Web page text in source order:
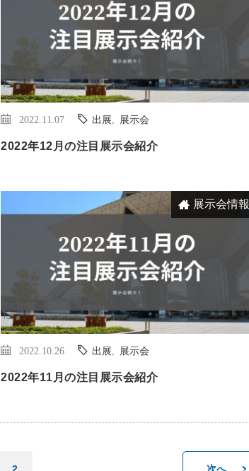
2022.11.07 出展 展示会
2022年12月の注目展示会紹介
展示会情報
2022.10.26 出展 展示会
2022年11月の注目展示会紹介